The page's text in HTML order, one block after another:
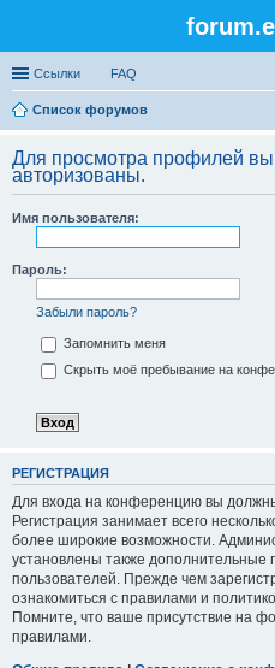
Ссылки FAQ
Список форумов
Для просмотра профилей
авторизованы.
Имя пользователя:
Пароль:
Забыли пароль?
Запомнить меня
Скрыть моё пребывание на
РЕГИСТРАЦИЯ
Для входа на конференцию вы
Регистрация занимает всего
более широкие возможности.
установлены также дополнительные
пользователей. Прежде чем
ознакомиться с правилами и
Помните, что ваше присутствие на
правилами.